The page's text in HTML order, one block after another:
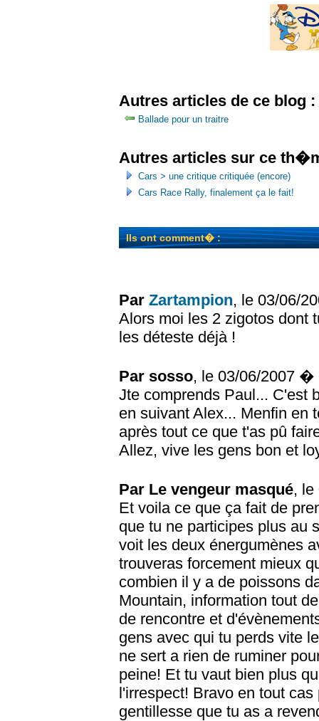
Autres articles de ce blog :
Ballade pour un traitre
Autres articles sur ce
Cars > une critique critiquée (encore)
Cars Race Rally, finalement ça le fait!
Ils ont comment� :
Par Zartampion, le 03/06/
Alors moi les 2 zigotos dont
les déteste déjà !
Par sosso, le 03/06/2007 �
Jte comprends Paul... C'est
en suivant Alex... Menfin en
après tout ce que t'as pû
Allez, vive les gens bon et
Par Le vengeur masqué,
Et voila ce que ça fait de
que tu ne participes plus au
voit les deux énergumènes
trouveras forcement mieux
combien il y a de poissons
Mountain, information tout
de rencontre et
gens avec qui tu perds vite
ne sert a rien de ruminer
peine! Et tu vaut bien plus
l'irrespect! Bravo en tout
gentillesse que tu as a